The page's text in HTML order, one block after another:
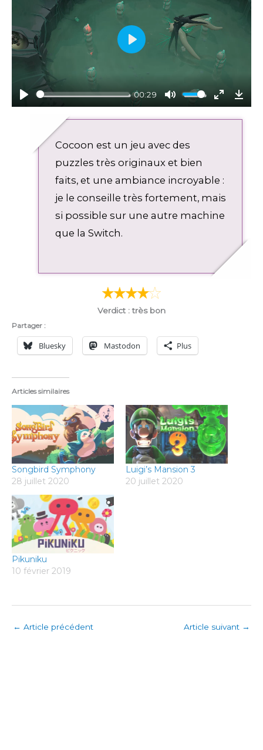
P
00:29
M
u
e
E
n
u
l
l
e
D
o
P
y
Cocoon est un jeu avec des
puzzles très originaux et bien
faits, et une ambiance incroyable :
je le conseille très fortement, mais
si possible sur une autre machine
que la Switch.
Verdict : très bon
Partager :
Bluesky Mastodon Plus
Articles similaires
Songbird Symphony
28 juillet 2020
Luigi’s Mansion 3
20 juillet 2020
Pikuniku
10 février 2019
← Article précédent Article suivant →